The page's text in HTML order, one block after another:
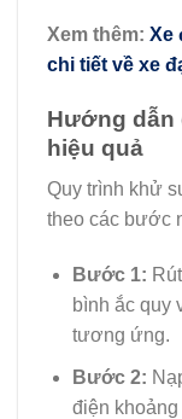
Xem thêm: Xe
chi tiết về xe
Hướng dẫn
hiệu quả
Quy trình khử
theo các bước
Bước 1:
bình ắc quy
tương ứng.
Bước 2:
điện